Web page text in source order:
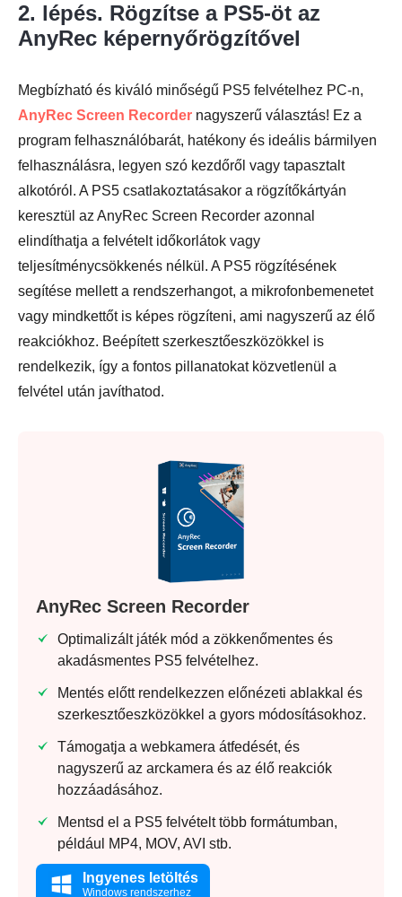
2. lépés. Rögzítse a PS5-öt az
AnyRec képernyőrögzítővel
Megbízható és kiváló minőségű PS5 felvételhez PC-n,
AnyRec Screen Recorder nagyszerű választás! Ez a
program felhasználóbarát, hatékony és ideális bármilyen
felhasználásra, legyen szó kezdőről vagy tapasztalt
alkotóról. A PS5 csatlakoztatásakor a rögzítőkártyán
keresztül az AnyRec Screen Recorder azonnal
elindíthatja a felvételt időkorlátok vagy
teljesítménycsökkenés nélkül. A PS5 rögzítésének
segítése mellett a rendszerhangot, a mikrofonbemenetet
vagy mindkettőt is képes rögzíteni, ami nagyszerű az élő
reakciókhoz. Beépített szerkesztőeszközökkel is
rendelkezik, így a fontos pillanatokat közvetlenül a
felvétel után javíthatod.
AnyRec Screen Recorder
Optimalizált játék mód a zökkenőmentes és
akadásmentes PS5 felvételhez.
Mentés előtt rendelkezzen előnézeti ablakkal és
szerkesztőeszközökkel a gyors módosításokhoz.
Támogatja a webkamera átfedését, és
nagyszerű az arckamera és az élő reakciók
hozzáadásához.
Mentsd el a PS5 felvételt több formátumban,
például MP4, MOV, AVI stb.
Ingyenes letöltés
Windows rendszerhez